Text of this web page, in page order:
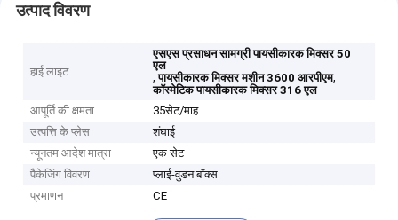
उत्पाद विवरण
हाई लाइट
एसएस प्रसाधन सामग्री पायसीकारक मिक्सर 50
एल
,पायसीकारक मिक्सर मशीन 3600 आरपीएम,
कॉस्मेटिक पायसीकारक मिक्सर 316 एल
आपूर्ति की क्षमता
35सेट/माह
उत्पत्ति के प्लेस
शंघाई
न्यूनतम आदेश मात्रा
एक सेट
पैकेजिंग विवरण
प्लाई-वुडन बॉक्स
प्रमाणन
CE